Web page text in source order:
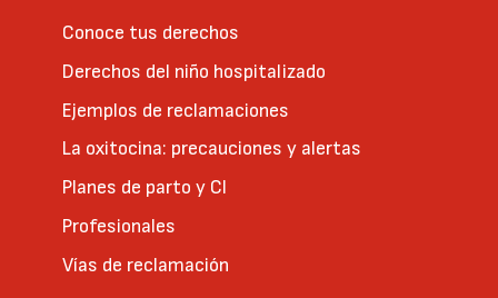
Conoce tus derechos
Derechos del niño hospitalizado
Ejemplos de reclamaciones
La oxitocina: precauciones y alertas
Planes de parto y CI
Profesionales
Vías de reclamación